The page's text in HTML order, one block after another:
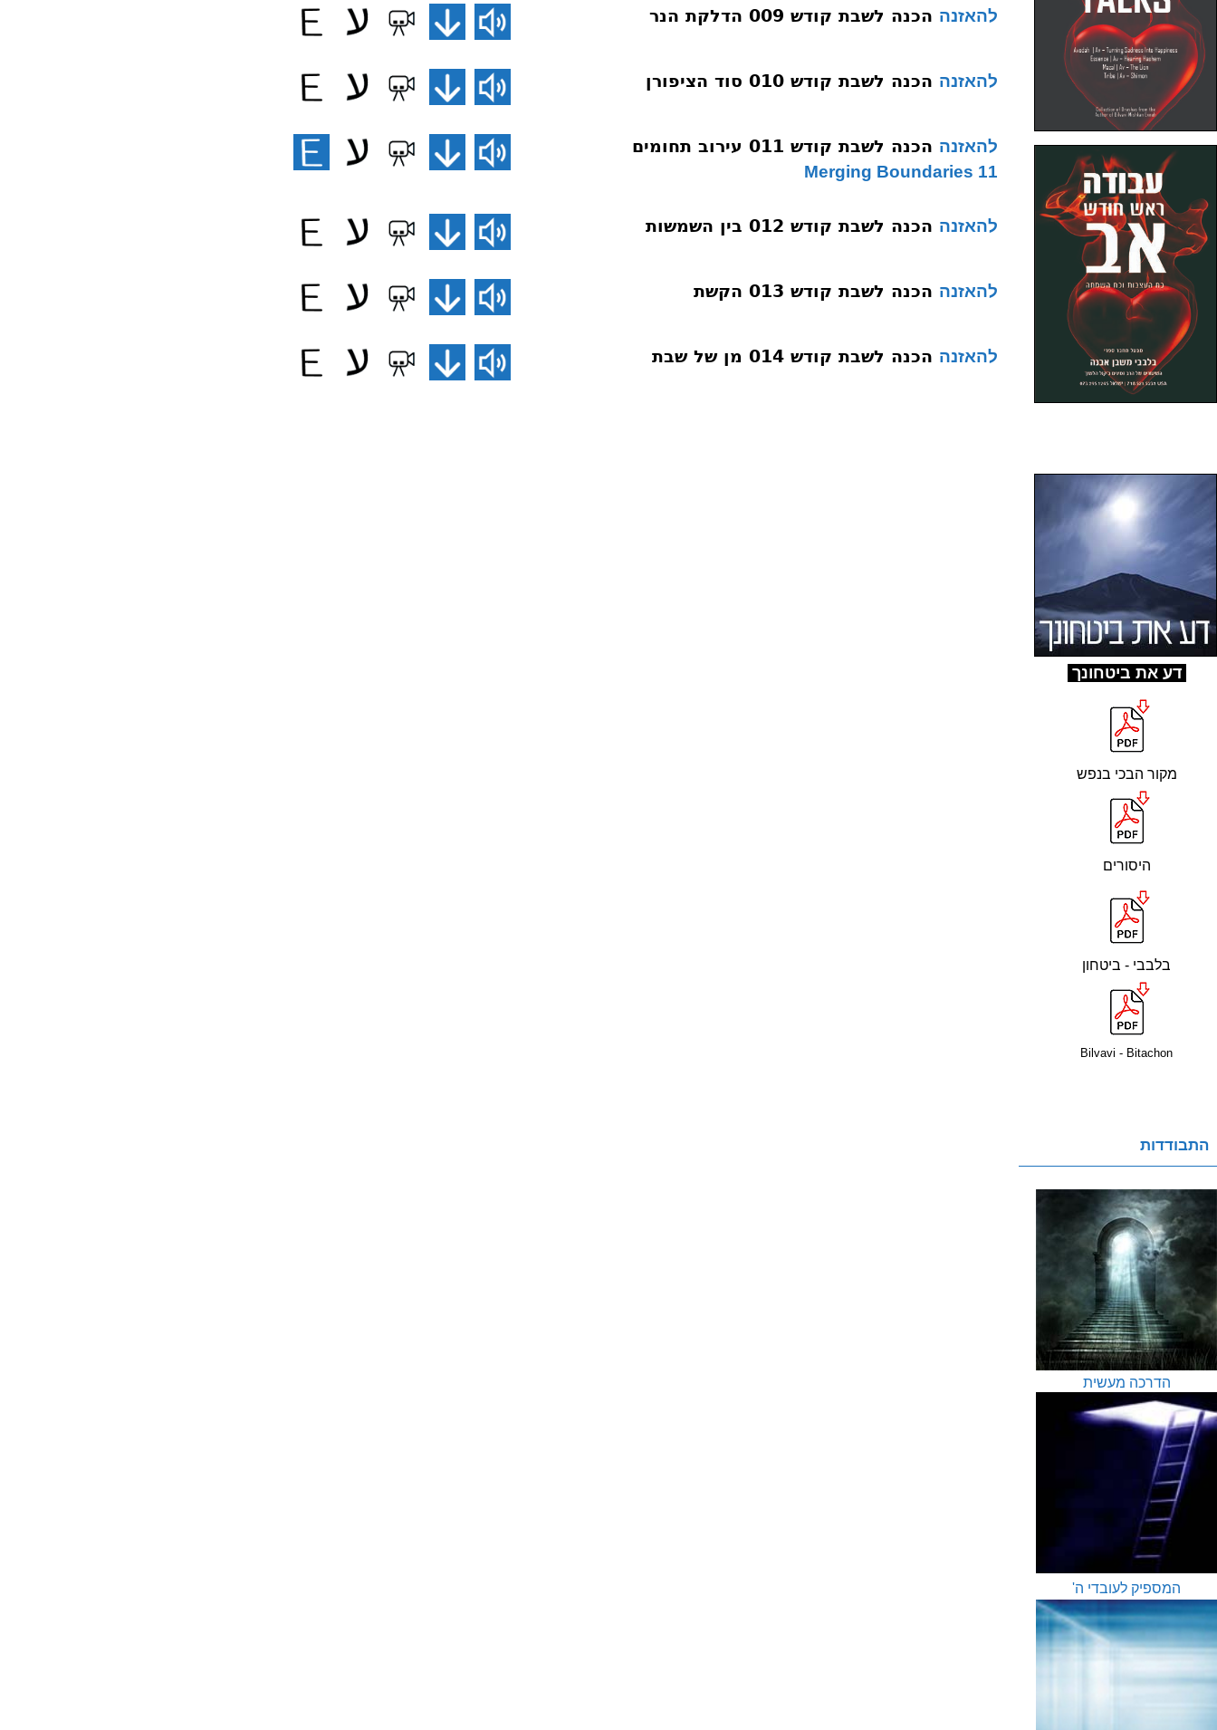
להאזנה הכנה לשבת קודש 009 הדלקת הנר
להאזנה הכנה לשבת קודש 010 סוד הציפורן
להאזנה הכנה לשבת קודש 011 עירוב תחומים
11 Merging Boundaries
להאזנה הכנה לשבת קודש 012 בין השמשות
להאזנה הכנה לשבת קודש 013 הקשת
להאזנה הכנה לשבת קודש 014 מן של שבת
דע את ביטחונך
מקור הבכי בנפש
היסורים
בלבבי - ביטחון
Bilvavi - Bitachon
התבודדות
הדרכה מעשית
המספיק לעובדי ה'